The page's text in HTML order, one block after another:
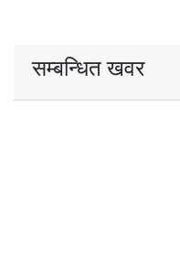
सम्बन्धित खवर